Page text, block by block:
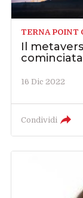
TERNA POINT
Il
cominciata
16 Dic 2022
Condividi